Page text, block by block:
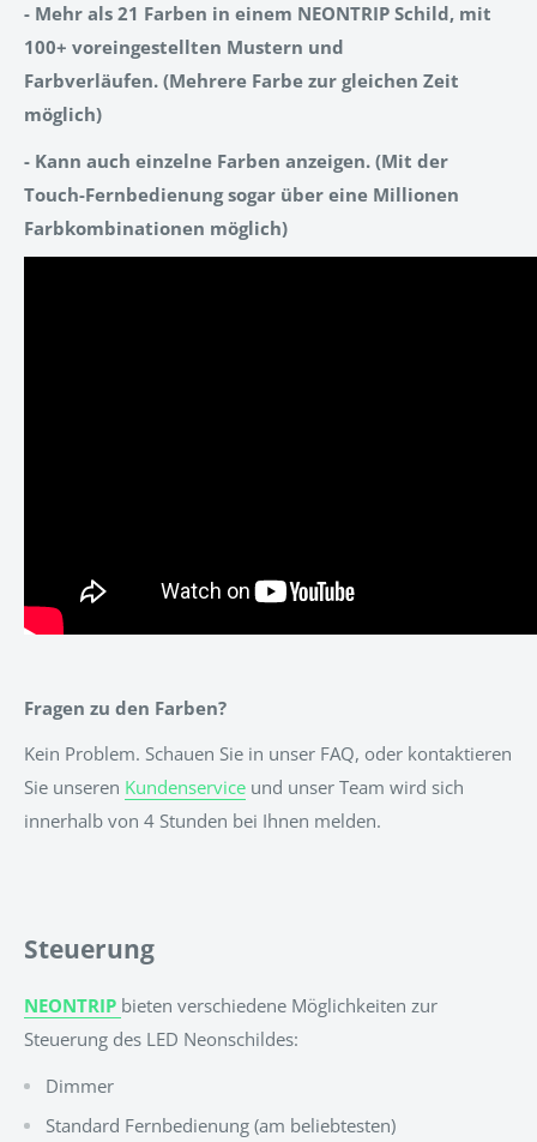
- Mehr als 21 Farben in einem NEONTRIP Schild, mit
100+ voreingestellten Mustern und
Farbverläufen. (Mehrere Farbe zur gleichen Zeit
möglich)
- Kann auch einzelne Farben anzeigen. (Mit der
Touch-Fernbedienung sogar über eine Millionen
Farbkombinationen möglich)
Fragen zu den Farben?
Kein Problem. Schauen Sie in unser FAQ, oder kontaktieren
Sie unseren Kundenservice und unser Team wird sich
innerhalb von 4 Stunden bei Ihnen melden.
Steuerung
NEONTRIP bieten verschiedene Möglichkeiten zur
Steuerung des LED Neonschildes:
Dimmer
Standard Fernbedienung (am beliebtesten)